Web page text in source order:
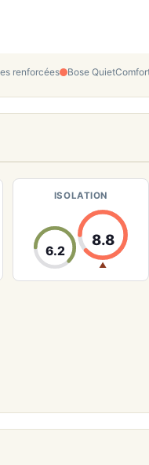
renforcées Bose
ISOLATION
6.2
8.8
▲